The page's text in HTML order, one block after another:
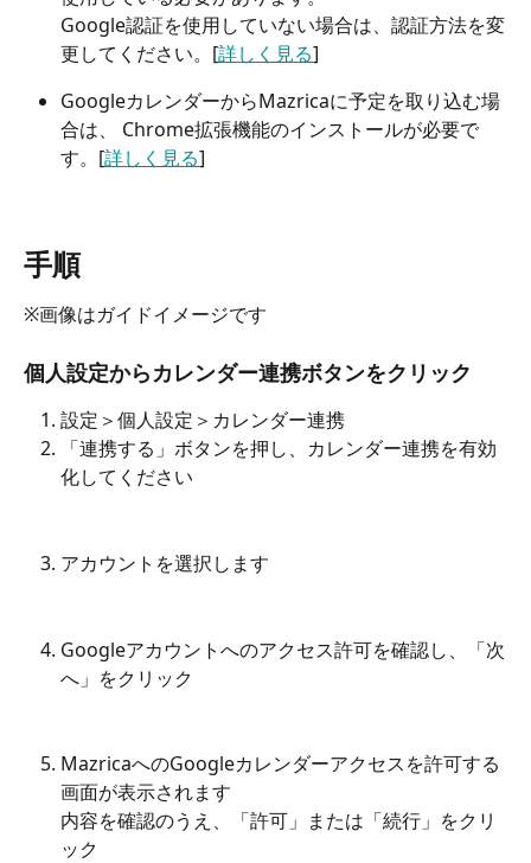
Google認証を使用していない場合は、認証方法を変
更してください。[詳しく見る]
GoogleカレンダーからMazricaに予定を取り込む場
合は、 Chrome拡張機能のインストールが必要で
す。[詳しく見る]
手順
※画像はガイドイメージです
個人設定からカレンダー連携ボタンをクリック
設定＞個人設定＞カレンダー連携
「連携する」ボタンを押し、カレンダー連携を有効
化してください
アカウントを選択します
Googleアカウントへのアクセス許可を確認し、「次
へ」をクリック
MazricaへのGoogleカレンダーアクセスを許可する
画面が表示されます
内容を確認のうえ、「許可」または「続行」をクリ
ック